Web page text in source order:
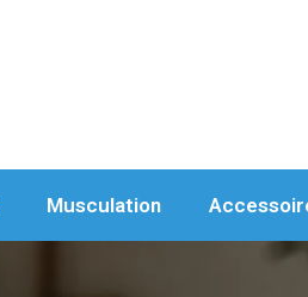
Musculation